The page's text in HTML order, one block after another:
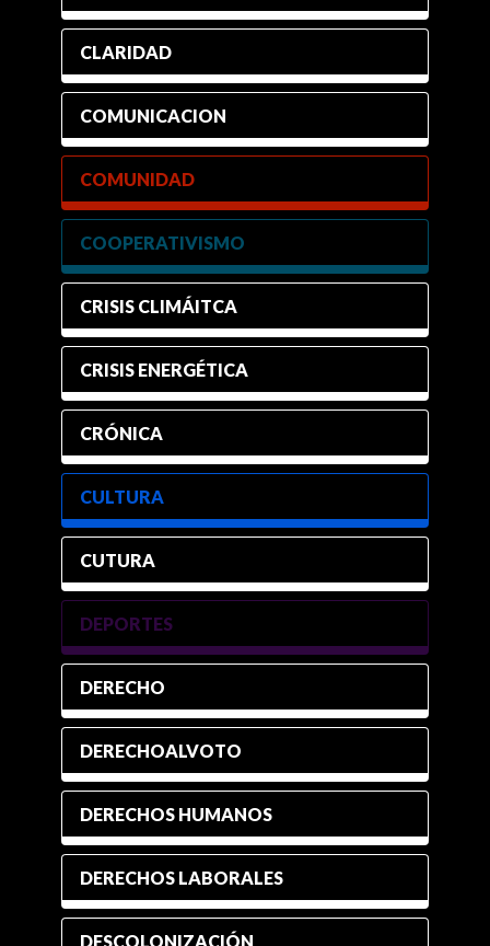
CLARIDAD
COMUNICACION
COMUNIDAD
COOPERATIVISMO
CRISIS CLIMÁITCA
CRISIS ENERGÉTICA
CRÓNICA
CULTURA
CUTURA
DEPORTES
DERECHO
DERECHOALVOTO
DERECHOS HUMANOS
DERECHOS LABORALES
DESCOLONIZACIÓN